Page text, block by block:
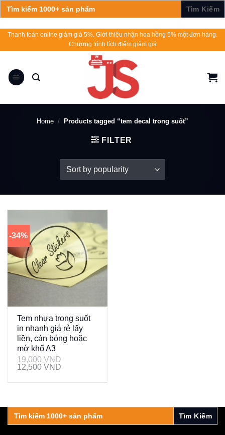
Search
for:
Skip
Thanh toán online giảm giá 5%. Giới thiệu nhận hoa hồng 5% một đơn hàng.
Chương trình tích điểm giảm giá
Home / Products tagged “tem decal trong suốt”
FILTER
-34%
Tem nhựa trong suốt
in nhanh giá rẻ lấy
liền, cán bóng hoặc
mờ khổ A3
19,000VND
12,500 VND
Search
for: